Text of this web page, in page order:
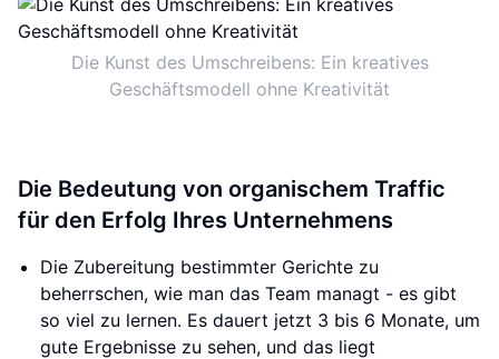
Die Kunst des Umschreibens: Ein kreatives
Geschäftsmodell ohne Kreativität
Die Bedeutung von organischem Traffic
für den Erfolg Ihres Unternehmens
Die Zubereitung bestimmter Gerichte zu
beherrschen, wie man das Team managt - es gibt
so viel zu lernen. Es dauert jetzt 3 bis 6 Monate, um
gute Ergebnisse zu sehen, und das liegt